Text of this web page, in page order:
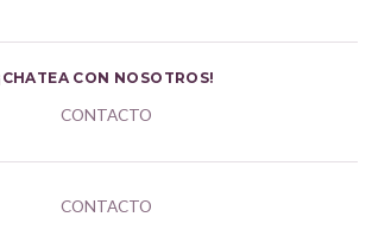
CON NOSOTROS!
CONTACTO
CONTACTO